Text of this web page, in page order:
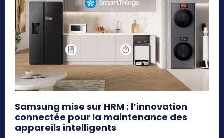
Samsung mise sur HRM : l’innovation
connectée pour la maintenance des
appareils intelligents